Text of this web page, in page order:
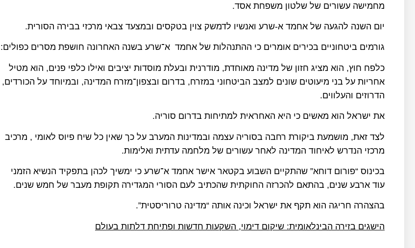
מחמישה עשורים של שלטון משפחת אסד.
יום השנה להגעה של אחמד א-שרע ואנשיו לדמשק צוין בטקסים ובמצעד צבאי מרכזי בבירה הסורית.
גורמים ביטחוניים בכירים אומרים כי ההתנהלות של אחמד א־שרע בשנה האחרונה חושפת מסרים כפולים:
כלפח חוץ, הוא מציג חזון של מדינה מאוחדת, מודרנית ובעלת מוסדות יציבים ואילו כלפי פנים, הוא מטיל
אחריות על בני מיעוטים שונים למצב הביטחוני במזרח, בדרום ובצפון־מזרח המדינה, ובמיוחד על הכורדים,
הדרוזים והעלווים.
את ישראל הוא מאשים כי היא האחראית למתיחות בדרום סוריה.
לצד זאת, מושמעת ביקורת רחבה בסוריה עצמה ובמדינות המערב על כך שאין כל שיח פיוס לאומי , מרכיב
מרכזי הנדרש לאיחוד המדינה לאחר עשורים של מלחמה עדתית ואלימות.
בכינוס “פורום דוחא” שהתקיים השבוע בקטאר אישר אחמד א־שרע כי ימשיך לכהן בתפקיד הנשיא הזמני
עוד ארבע שנים, בהתאם להכרזה החוקתית שהכתיב לעם הסורי המגדירה תקופת מעבר של חמש שנים.
בהצהרה חריגה הוא תקף את ישראל וכינה אותה “מדינה טרוריסטית”.
הישגים בזירה הבינלאומית: שיקום דימוי, השקעות חדשות ופתיחת דלתות בעולם